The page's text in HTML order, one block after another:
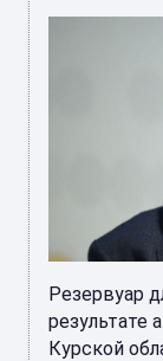
Резервуар
результате
Курской